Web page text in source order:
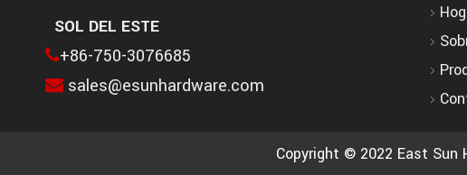
SOL DEL ESTE
+86-750-3076685
 sales@esunhardware.com
Copyright © 2022 East Sun